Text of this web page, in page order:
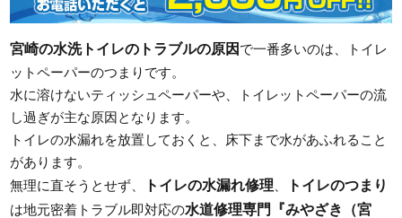
宮崎の水洗トイレのトラブルの原因 で一番多いのは、トイレ
ットペーパーのつまりです。
水に溶けないティッシュペーパーや、トイレットペーパーの流
し過ぎが主な原因となります。
トイレの水漏れを放置しておくと、床下まで水があふれること
があります。
無理に直そうとせず、
トイレの水漏れ修理 トイレのつまり
は地元密着トラブル即対応の水道修理専門『みやざき（宮